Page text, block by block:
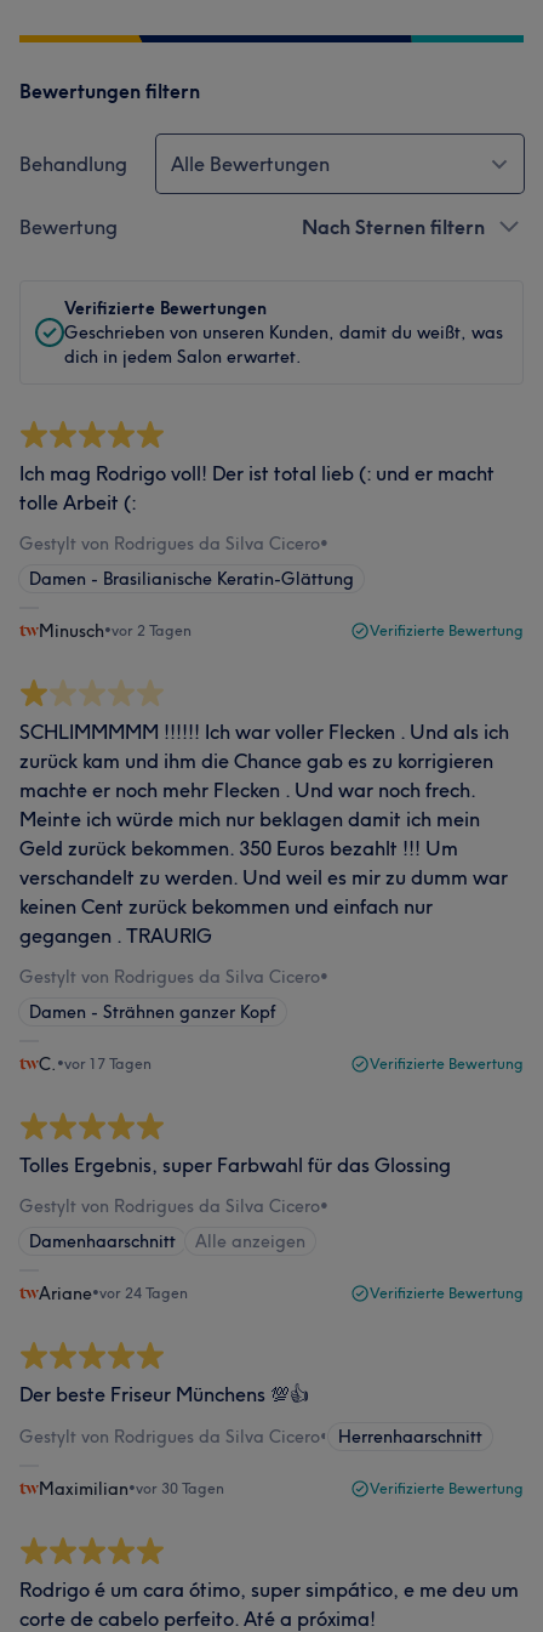
Bewertungen filtern
Behandlung Alle Bewertungen
Bewertung Nach Sternen filtern
Verifizierte Bewertungen
Geschrieben von unseren Kunden, damit du weißt, was
dich in jedem Salon erwartet.
Ich mag Rodrigo voll! Der ist total lieb (: und er macht
tolle Arbeit (:
Gestylt von Rodrigues da Silva Cicero•
Damen - Brasilianische Keratin-Glättung
Minusch•vor 2 Tagen Verifizierte Bewertung
SCHLIMMMMM !!!!!! Ich war voller Flecken . Und als ich
zurück kam und ihm die Chance gab es zu korrigieren
machte er noch mehr Flecken . Und war noch frech.
Meinte ich würde mich nur beklagen damit ich mein
Geld zurück bekommen. 350 Euros bezahlt !!! Um
verschandelt zu werden. Und weil es mir zu dumm war
keinen Cent zurück bekommen und einfach nur
gegangen . TRAURIG
Gestylt von Rodrigues da Silva Cicero•
Damen - Strähnen ganzer Kopf
C. •vor 17 Tagen Verifizierte Bewertung
Tolles Ergebnis, super Farbwahl für das Glossing
Gestylt von Rodrigues da Silva Cicero•
Damenhaarschnitt
Alle anzeigen
Ariane•vor 24 Tagen Verifizierte Bewertung
Der beste Friseur Münchens 💯👍
Gestylt von Rodrigues da Silva Cicero• Herrenhaarschnitt
Maximilian•vor 30 Tagen Verifizierte Bewertung
Rodrigo é um cara ótimo, super simpático, e me deu um
corte de cabelo perfeito. Até a próxima!